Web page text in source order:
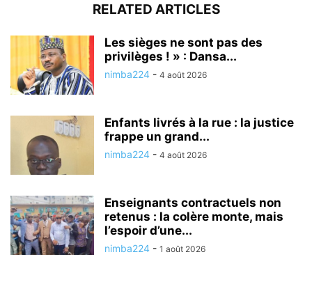
RELATED ARTICLES
Les sièges ne sont pas des
privilèges ! » : Dansa...
nimba224 - 4 août 2026
Enfants livrés à la rue : la justice
frappe un grand...
nimba224 - 4 août 2026
Enseignants contractuels non
retenus : la colère monte, mais
l’espoir d’une...
nimba224 - 1 août 2026